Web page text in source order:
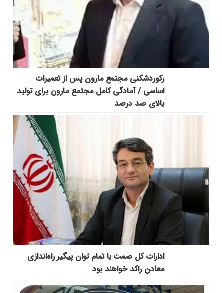
رکوردشکنی مجتمع مارون پس از تعمیرات
اساسی / آمادگی کامل مجتمع مارون برای تولید
بالای صد درصد
ادارات کل صمت با تمام توان پیگیر راه‌اندازی
معادن راکد خواهند بود